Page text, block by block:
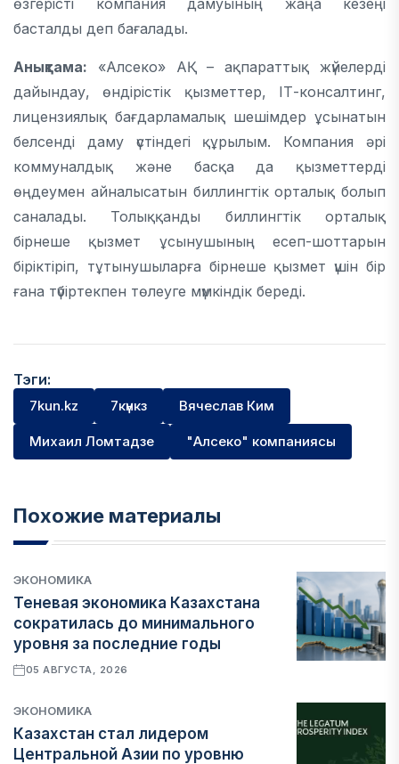
өзгерісті компания дамуының жаңа кезеңі
басталды деп бағалады.
Анықтама: «Алсеко» АҚ – ақпараттық жүйелерді
дайындау, өндірістік қызметтер, ІТ-консалтинг,
лицензиялық бағдарламалық шешімдер ұсынатын
белсенді даму үстіндегі құрылым. Компания әрі
коммуналдық және басқа да қызметтерді
өңдеумен айналысатын биллингтік орталық болып
саналады. Толыққанды биллингтік орталық
бірнеше қызмет ұсынушының есеп-шоттарын
біріктіріп, тұтынушыларға бірнеше қызмет үшін бір
ғана түбіртекпен төлеуге мүмкіндік береді.
Тэги:
7kun.kz 7күнкз Вячеслав Ким
Михаил Ломтадзе "Алсеко" компаниясы
Похожие материалы
ЭКОНОМИКА
Теневая экономика Казахстана
сократилась до минимального
уровня за последние годы
05 АВГУСТА, 2026
ЭКОНОМИКА
Казахстан стал лидером
Центральной Азии по уровню